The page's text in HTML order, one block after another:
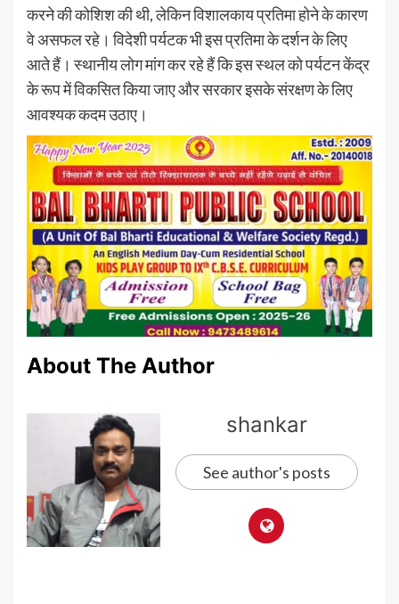
करने की कोशिश की थी, लेकिन विशालकाय प्रतिमा होने के कारण
वे असफल रहे। विदेशी पर्यटक भी इस प्रतिमा के दर्शन के लिए
आते हैं। स्थानीय लोग मांग कर रहे हैं कि इस स्थल को पर्यटन केंद्र
के रूप में विकसित किया जाए और सरकार इसके संरक्षण के लिए
आवश्यक कदम उठाए।
About The Author
shankar
See author's posts